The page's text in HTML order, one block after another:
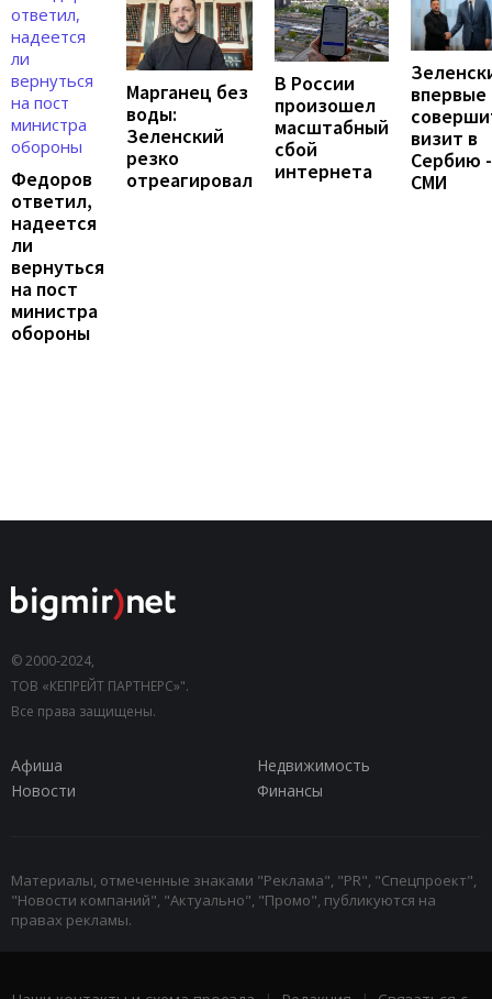
Федоров
ответил,
надеется
ли
вернуться
на пост
министра
обороны
Марганец без
воды:
Зеленский
резко
отреагировал
В России
произошел
масштабный
сбой
интернета
впервые
визит в
Сербию -
СМИ
© 2000-2024,
ТОВ «КЕПРЕЙТ ПАРТНЕРС»".
Все права защищены.
Афиша
Недвижимость
Новости
Финансы
Материалы, отмеченные знаками "Реклама", "PR", "Спецпроект",
"Новости компаний", "Актуально", "Промо", публикуются на
правах рекламы.